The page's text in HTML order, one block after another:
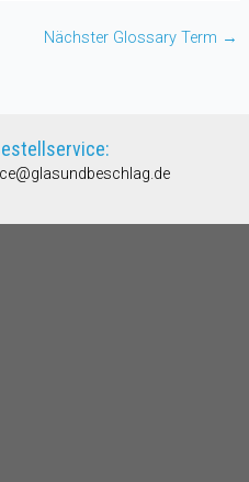
Nächster Glossary Term →